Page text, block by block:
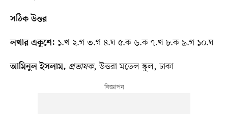
সঠিক উত্তর
লখার একুশে: ১.খ ২.গ ৩.গ ৪.ঘ ৫.ক ৬.ক ৭.খ ৮.ক ৯.গ ১০.ঘ
আমিনুল ইসলাম, প্রভাষক, উত্তরা মডেল স্কুল, ঢাকা